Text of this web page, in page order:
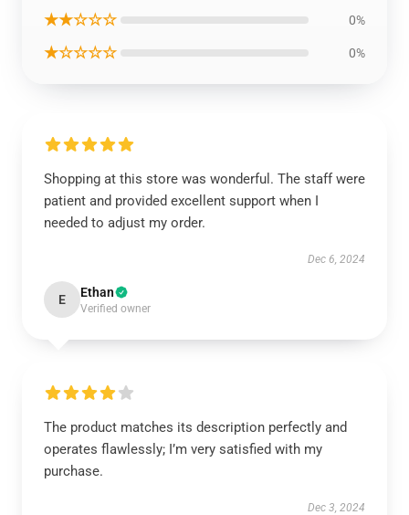
★★☆☆☆ 0%
★☆☆☆☆ 0%
Shopping at this store was wonderful. The staff were
patient and provided excellent support when I
needed to adjust my order.
Dec 6, 2024
E Ethan
Verified owner
The product matches its description perfectly and
operates flawlessly; I’m very satisfied with my
purchase.
Dec 3, 2024